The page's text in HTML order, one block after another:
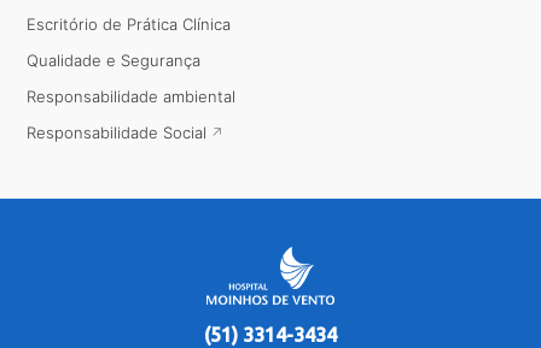
Escritório de Prática Clínica
Qualidade e Segurança
Responsabilidade ambiental
Responsabilidade Social
(51) 3314-3434